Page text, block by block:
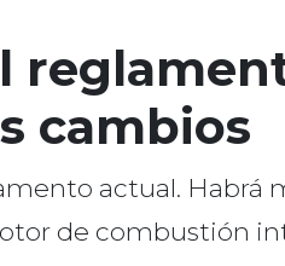
cambios
actual. Habrá
de combustión